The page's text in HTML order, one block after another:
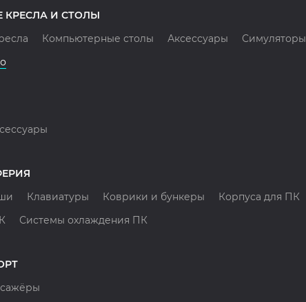
И СТОЛЫ
Компьютерные столы Аксессуары
Симуляторы
Клавиатуры Коврики и бункеры
Корпуса для ПК
Системы охлаждения ПК